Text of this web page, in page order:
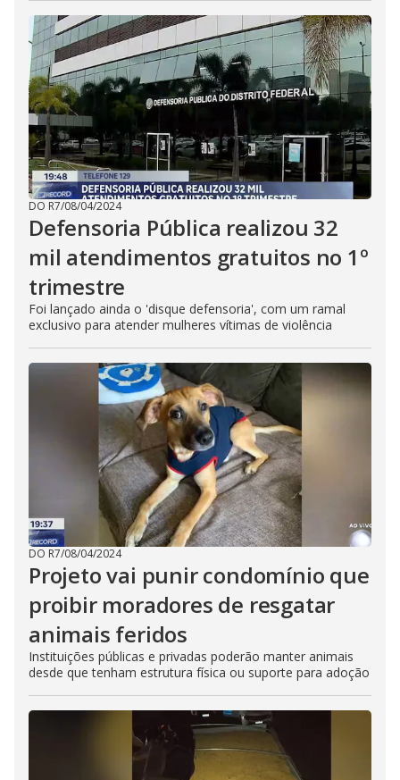
DO R7/08/04/2024
Defensoria Pública realizou 32
mil atendimentos gratuitos no 1º
trimestre
Foi lançado ainda o 'disque defensoria', com um ramal
exclusivo para atender mulheres vítimas de violência
DO R7/08/04/2024
Projeto vai punir condomínio que
proibir moradores de resgatar
animais feridos
Instituições públicas e privadas poderão manter animais
desde que tenham estrutura física ou suporte para adoção